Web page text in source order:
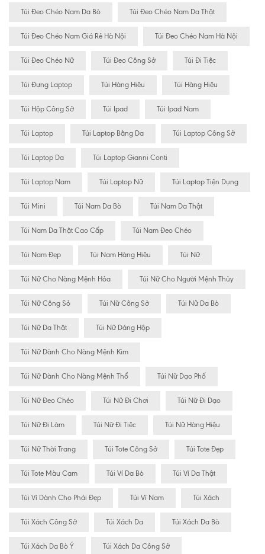
Túi Đeo Chéo Nam Da Bò Túi Đeo Chéo Nam Da Thật
Túi Đeo Chéo Nam Giá Rẻ Hà Nội Túi Đeo Chéo Nam Hà Nội
Túi Đeo Chéo Nữ Túi Đeo Công Sở Túi Đi Tiệc
Túi Đựng Laptop Túi Hàng Hiêu Túi Hàng Hiệu
Túi Hộp Công Sở Túi Ipad Túi Ipad Nam
Túi Laptop Túi Laptop Bằng Da Túi Laptop Công Sở
Túi Laptop Da Túi Laptop Gianni Conti
Túi Laptop Nam Túi Laptop Nữ Túi Laptop Tiện Dụng
Túi Mini Túi Nam Da Bò Túi Nam Da Thật
Túi Nam Da Thật Cao Cấp Túi Nam Đeo Chéo
Túi Nam Đẹp Túi Nam Hàng Hiệu Túi Nữ
Túi Nữ Cho Nàng Mệnh Hỏa Túi Nữ Cho Người Mệnh Thủy
Túi Nữ Công Sỏ Túi Nữ Công Sở Túi Nữ Da Bò
Túi Nữ Da Thật Túi Nữ Dáng Hộp
Túi Nữ Dành Cho Nàng Mệnh Kim
Túi Nữ Dành Cho Nàng Mệnh Thổ Túi Nữ Dạo Phố
Túi Nữ Đeo Chéo Túi Nữ Đi Chơi Túi Nữ Đi Dạo
Túi Nữ Đi Làm Túi Nữ Đi Tiệc Túi Nữ Hàng Hiệu
Túi Nữ Thời Trang Túi Tote Công Sở Túi Tote Đẹp
Túi Tote Màu Cam Túi Ví Da Bò Túi Ví Da Thật
Túi Ví Dành Cho Phái Đẹp Túi Ví Nam Túi Xách
Túi Xách Công Sở Túi Xách Da Túi Xách Da Bò
Túi Xách Da Bò Ý Túi Xách Da Công Sở